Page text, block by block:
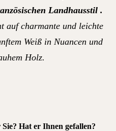
Landhausstil .
auf charmante und leichte
Weiß in Nuancen und
Holz.
Hat er Ihnen gefallen?